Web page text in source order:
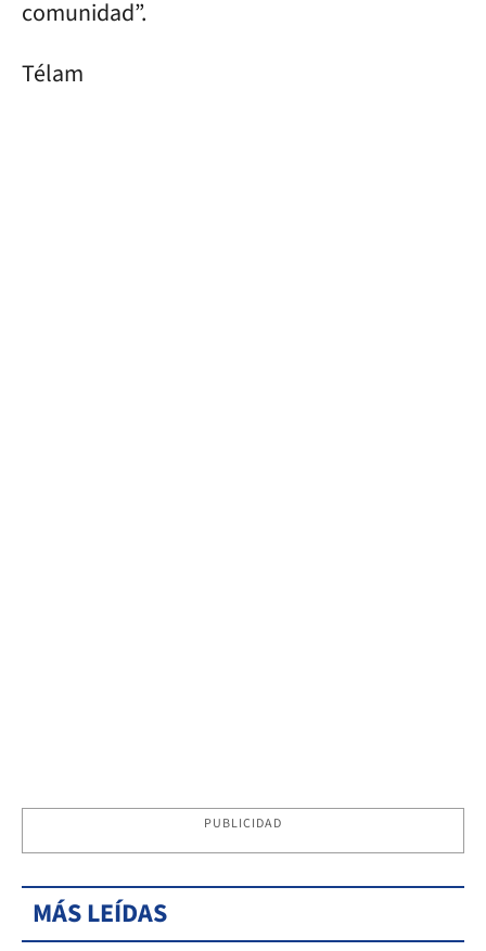
comunidad”.
Télam
PUBLICIDAD
MÁS LEÍDAS